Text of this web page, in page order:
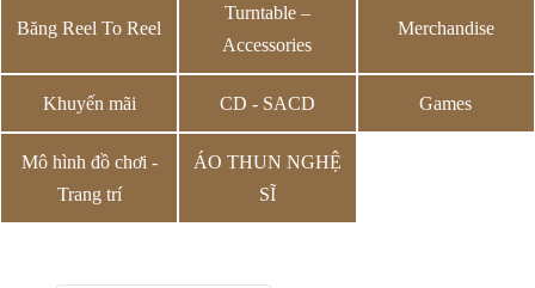
Băng Reel To Reel
Turntable –
Accessories
Merchandise
Khuyến mãi CD - SACD Games
Mô hình đồ chơi -
Trang trí
ÁO THUN NGHỆ
SĨ